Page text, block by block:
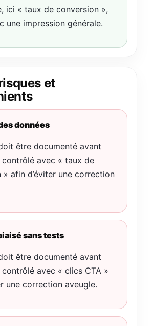
ici « taux de conversion »,
une impression générale.
et
données
être documenté avant
contrôlé avec « taux de
» afin d’éviter une correction
sans tests
être documenté avant
contrôlé avec « clics CTA »
une correction aveugle.